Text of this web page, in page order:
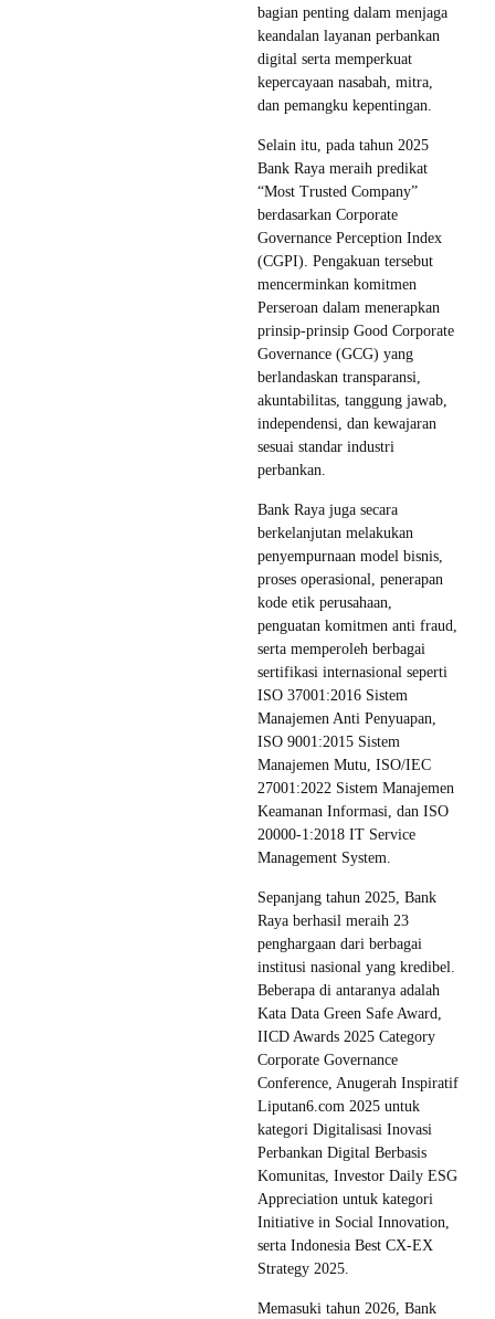
bagian penting dalam menjaga
keandalan layanan perbankan
digital serta memperkuat
kepercayaan nasabah, mitra,
dan pemangku kepentingan.
Selain itu, pada tahun 2025
Bank Raya meraih predikat
“Most Trusted Company”
berdasarkan Corporate
Governance Perception Index
(CGPI). Pengakuan tersebut
mencerminkan komitmen
Perseroan dalam menerapkan
prinsip-prinsip Good Corporate
Governance (GCG) yang
berlandaskan transparansi,
akuntabilitas, tanggung jawab,
independensi, dan kewajaran
sesuai standar industri
perbankan.
Bank Raya juga secara
berkelanjutan melakukan
penyempurnaan model bisnis,
proses operasional, penerapan
kode etik perusahaan,
penguatan komitmen anti fraud,
serta memperoleh berbagai
sertifikasi internasional seperti
ISO 37001:2016 Sistem
Manajemen Anti Penyuapan,
ISO 9001:2015 Sistem
Manajemen Mutu, ISO/IEC
27001:2022 Sistem Manajemen
Keamanan Informasi, dan ISO
20000-1:2018 IT Service
Management System.
Sepanjang tahun 2025, Bank
Raya berhasil meraih 23
penghargaan dari berbagai
institusi nasional yang kredibel.
Beberapa di antaranya adalah
Kata Data Green Safe Award,
IICD Awards 2025 Category
Corporate Governance
Conference, Anugerah Inspiratif
Liputan6.com 2025 untuk
kategori Digitalisasi Inovasi
Perbankan Digital Berbasis
Komunitas, Investor Daily ESG
Appreciation untuk kategori
Initiative in Social Innovation,
serta Indonesia Best CX-EX
Strategy 2025.
Memasuki tahun 2026, Bank